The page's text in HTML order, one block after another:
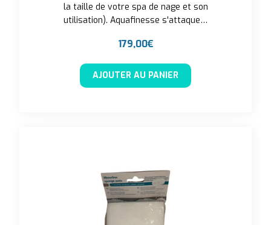
la taille de votre spa de nage et son
utilisation). Aquafinesse s'attaque…
179,00€
AJOUTER AU PANIER